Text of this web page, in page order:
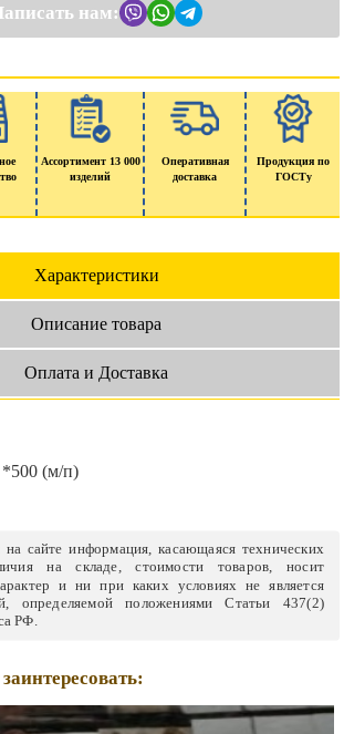
нам:
Ассортимент 13 000
изделий
Оперативная
доставка
Продукция по
ГОСТу
Характеристики
Описание товара
Оплата и Доставка
*500 (м/п)
на сайте информация, касающаяся технических
на складе, стоимости товаров, носит
и ни при каких условиях не является
определяемой положениями Статьи 437(2)
РФ.